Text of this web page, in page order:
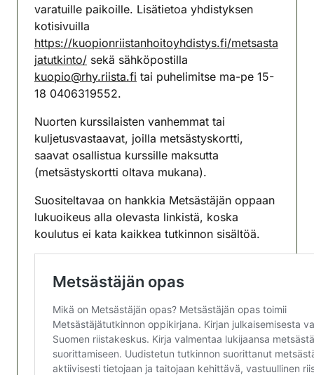
varatuille paikoille. Lisätietoa yhdistyksen
kotisivuilla
https://kuopionriistanhoitoyhdistys.fi/metsasta
jatutkinto/ sekä sähköpostilla
kuopio@rhy.riista.fi tai puhelimitse ma-pe 15-
18 0406319552.
Nuorten kurssilaisten vanhemmat tai
kuljetusvastaavat, joilla metsästyskortti,
saavat osallistua kurssille maksutta
(metsästyskortti oltava mukana).
Suositeltavaa on hankkia Metsästäjän oppaan
lukuoikeus alla olevasta linkistä, koska
koulutus ei kata kaikkea tutkinnon sisältöä.